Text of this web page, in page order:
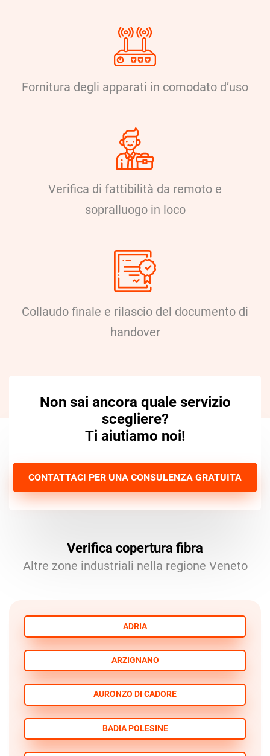
Fornitura degli apparati in comodato d’uso
Verifica di fattibilità da remoto e
sopralluogo in loco
Collaudo finale e rilascio del documento di
handover
Non sai ancora quale servizio
scegliere?
Ti aiutiamo noi!
CONTATTACI PER UNA CONSULENZA GRATUITA
Verifica copertura fibra
Altre zone industriali nella regione Veneto
ADRIA
ARZIGNANO
AURONZO DI CADORE
BADIA POLESINE